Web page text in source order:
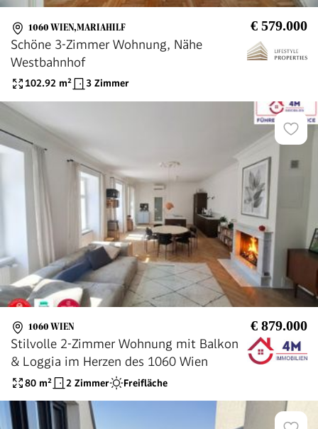
1060 WIEN,MARIAHILF € 579.000
Schöne 3-Zimmer Wohnung, Nähe
Westbahnhof
102.92 m² 3 Zimmer
1060 WIEN € 879.000
Stilvolle 2-Zimmer Wohnung mit Balkon
& Loggia im Herzen des 1060 Wien
80 m² 2 Zimmer Freifläche